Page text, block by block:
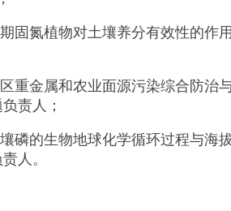
固氮植物对土壤养分有效性的作
重金属和农业面源污染综合防治
责人；
磷的生物地球化学循环过程与海
人。